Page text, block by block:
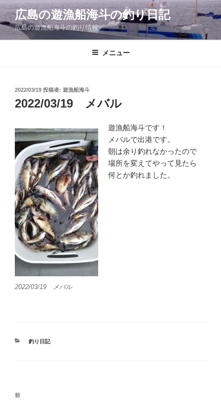
コ
ン
ン
広島の遊漁船海斗の釣り日記
広島の遊漁船海斗の釣り情報
メニュー
投
稿
日:
2022/03/19 投稿者: 遊漁船海斗
2022/03/19 メバル
2022/03/19 メバル
遊漁船海斗です！
メバルで出港です。
朝は余り釣れなかったので
場所を変えてやって見たら
何とか釣れました。
カ
釣り日記
投
前
前